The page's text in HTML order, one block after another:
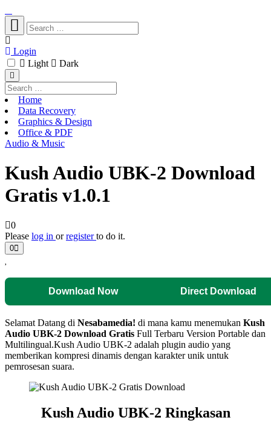
Login
Light
Dark
Home
Data Recovery
Graphics & Design
Office & PDF
Audio & Music
Kush Audio UBK-2 Download
Gratis v1.0.1
0
Please log in orregisterto do it.
0
Download Now Direct Download
Selamat Datang di Nesabamedia! di mana kamu menemukan Kush
Audio UBK-2 Download Gratis Full Terbaru Version Portable dan
Multilingual.Kush Audio UBK-2 adalah plugin audio yang
memberikan kompresi dinamis dengan karakter unik untuk
pemrosesan suara.
Kush Audio UBK-2 Ringkasan